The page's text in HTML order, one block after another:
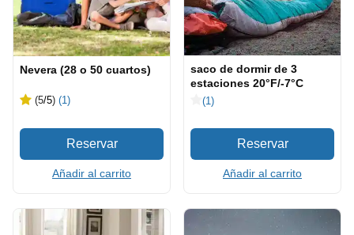
Nevera (28 o 50 cuartos)
(5/5) (1)
Añadir al carrito
saco de dormir de 3
estaciones 20°F/-7°C
(1)
Añadir al carrito